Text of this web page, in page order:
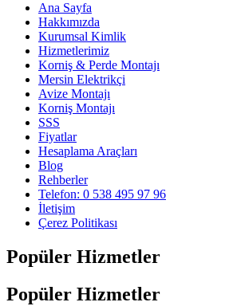
Ana Sayfa
Hakkımızda
Kurumsal Kimlik
Hizmetlerimiz
Korniş & Perde Montajı
Mersin Elektrikçi
Avize Montajı
Korniş Montajı
SSS
Fiyatlar
Hesaplama Araçları
Blog
Rehberler
Telefon: 0 538 495 97 96
İletişim
Çerez Politikası
Popüler Hizmetler
Popüler Hizmetler